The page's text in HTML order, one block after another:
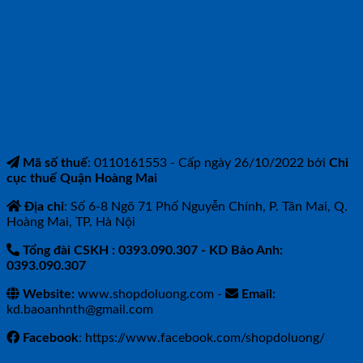
Mã số thuế: 0110161553 - Cấp ngày 26/10/2022 bởi Chi
cục thuế Quận Hoàng Mai
Địa chỉ: Số 6-8 Ngõ 71 Phố Nguyễn Chính, P. Tân Mai, Q.
Hoàng Mai, TP. Hà Nội
Tổng đài CSKH : 0393.090.307 - KD Bảo Anh:
0393.090.307
Website: www.shopdoluong.com -
Email:
kd.baoanhnth@gmail.com
Facebook: https://www.facebook.com/shopdoluong/